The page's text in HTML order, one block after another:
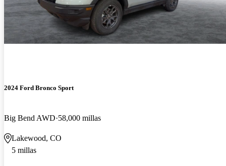
2024 Ford Bronco Sport
Big Bend AWD 58,000 millas
Lakewood, CO
5 millas